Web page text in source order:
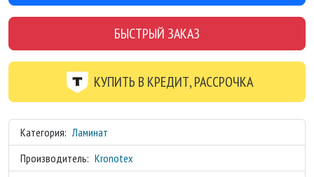
БЫСТРЫЙ ЗАКАЗ
КУПИТЬ В КРЕДИТ, РАССРОЧКА
Категория: Ламинат
Производитель: Kronotex